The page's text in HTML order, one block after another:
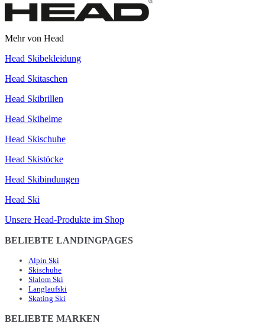
Mehr von Head
Head Skibekleidung
Head Skitaschen
Head Skibrillen
Head Skihelme
Head Skischuhe
Head Skistöcke
Head Skibindungen
Head Ski
Unsere Head-Produkte im Shop
BELIEBTE LANDINGPAGES
Alpin Ski
Skischuhe
Slalom Ski
Langlaufski
Skating Ski
BELIEBTE MARKEN